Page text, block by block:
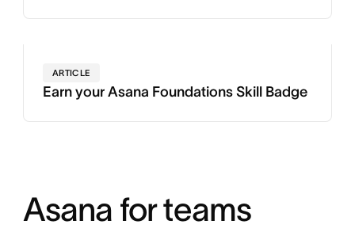
ARTICLE
Earn your Asana Foundations Skill Badge
Asana for teams